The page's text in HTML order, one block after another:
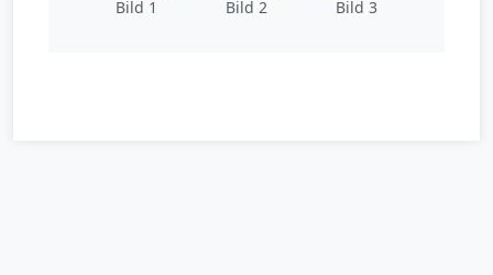
Bild 1 Bild 2 Bild 3